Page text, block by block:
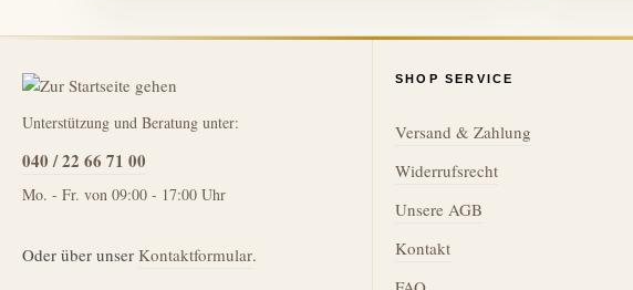
Unterstützung und Beratung unter:
040 / 22 66 71 00
Mo. - Fr. von 09:00 - 17:00 Uhr
Oder über unser Kontaktformular.
SHOP SERVICE
Versand & Zahlung
Widerrufsrecht
Unsere AGB
Kontakt